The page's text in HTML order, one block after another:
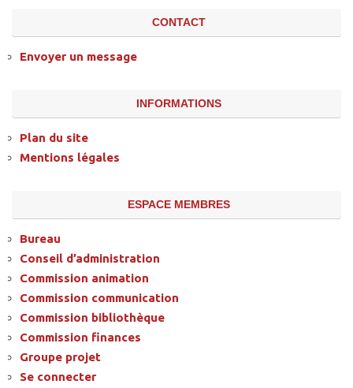
CONTACT
Envoyer un message
INFORMATIONS
Plan du site
Mentions légales
ESPACE MEMBRES
Bureau
Conseil d’administration
Commission animation
Commission communication
Commission bibliothèque
Commission finances
Groupe projet
Se connecter